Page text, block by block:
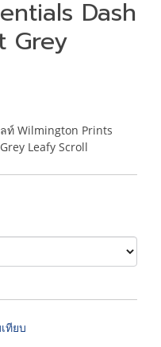
Dash
Grey
ท์ Wilmington Prints
Leafy Scroll
ทียบ